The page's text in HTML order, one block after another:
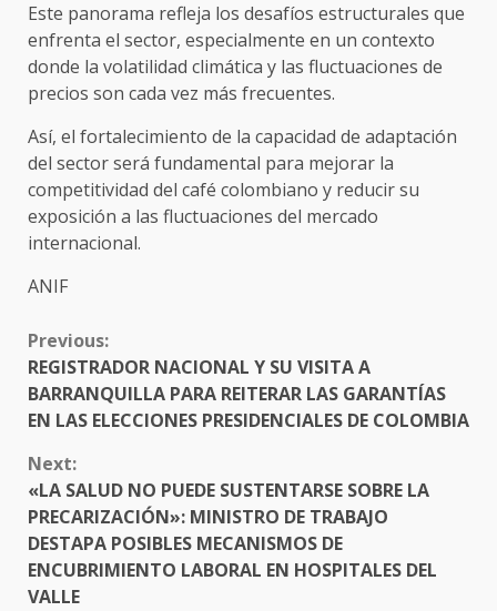
Este panorama refleja los desafíos estructurales que
enfrenta el sector, especialmente en un contexto
donde la volatilidad climática y las fluctuaciones de
precios son cada vez más frecuentes.
Así, el fortalecimiento de la capacidad de adaptación
del sector será fundamental para mejorar la
competitividad del café colombiano y reducir su
exposición a las fluctuaciones del mercado
internacional.
ANIF
CONTINUE
READING
Previous:
REGISTRADOR NACIONAL Y SU VISITA A
BARRANQUILLA PARA REITERAR LAS GARANTÍAS
EN LAS ELECCIONES PRESIDENCIALES DE COLOMBIA
Next:
«LA SALUD NO PUEDE SUSTENTARSE SOBRE LA
PRECARIZACIÓN»: MINISTRO DE TRABAJO
DESTAPA POSIBLES MECANISMOS DE
ENCUBRIMIENTO LABORAL EN HOSPITALES DEL
VALLE